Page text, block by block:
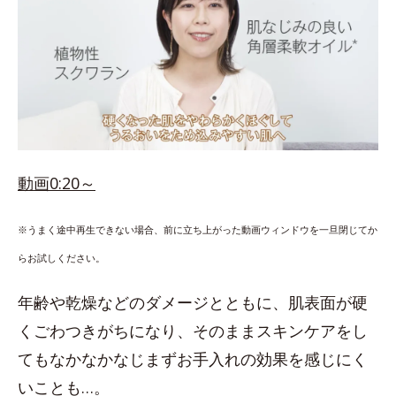
動画0:20～
※うまく途中再生できない場合、前に立ち上がった動画ウィンドウを一旦閉じてか
らお試しください。
年齢や乾燥などのダメージとともに、肌表面が硬
くごわつきがちになり、そのままスキンケアをし
てもなかなかなじまずお手入れの効果を感じにく
いことも…。